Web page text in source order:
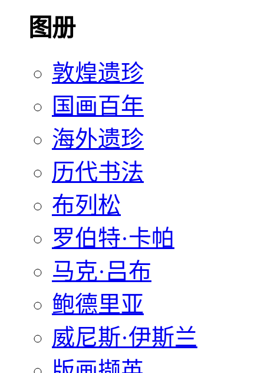
图册
敦煌遗珍
国画百年
海外遗珍
历代书法
布列松
罗伯特·卡帕
马克·吕布
鲍德里亚
威尼斯·伊斯兰